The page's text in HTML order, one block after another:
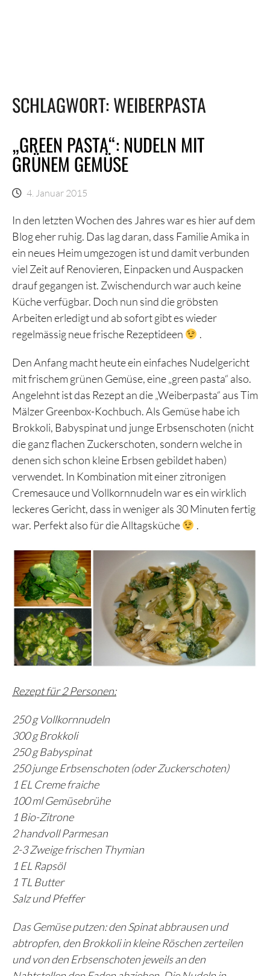
SCHLAGWORT: WEIBERPASTA
„GREEN PASTA“: NUDELN MIT
GRÜNEM GEMÜSE
4. Januar 2015
In den letzten Wochen des Jahres war es hier auf dem
Blog eher ruhig. Das lag daran, dass Familie Amika in
ein neues Heim umgezogen ist und damit verbunden
viel Zeit auf Renovieren, Einpacken und Auspacken
drauf gegangen ist. Zwischendurch war auch keine
Küche verfügbar. Doch nun sind die gröbsten
Arbeiten erledigt und ab sofort gibt es wieder
regelmässig neue frische Rezeptideen
.
Den Anfang macht heute ein einfaches Nudelgericht
mit frischem grünen Gemüse, eine „green pasta“ also.
Angelehnt ist das Rezept an die „Weiberpasta“ aus Tim
Mälzer Greenbox-Kochbuch. Als Gemüse habe ich
Brokkoli, Babyspinat und junge Erbsenschoten (nicht
die ganz flachen Zuckerschoten, sondern welche in
denen sich schon kleine Erbsen gebildet haben)
verwendet. In Kombination mit einer zitronigen
Cremesauce und Vollkornnudeln war es ein wirklich
leckeres Gericht, dass in weniger als 30 Minuten fertig
war. Perfekt also für die Alltagsküche
.
Rezept für 2 Personen:
250 g Vollkornnudeln
300 g Brokkoli
250 g Babyspinat
250 junge Erbsenschoten (oder Zuckerschoten)
1 EL Creme fraiche
100 ml Gemüsebrühe
1 Bio-Zitrone
2 handvoll Parmesan
2-3 Zweige frischen Thymian
1 EL Rapsöl
1 TL Butter
Salz und Pfeffer
Das Gemüse putzen: den Spinat abbrausen und
abtropfen, den Brokkoli in kleine Röschen zerteilen
und von den Erbsenschoten jeweils an den